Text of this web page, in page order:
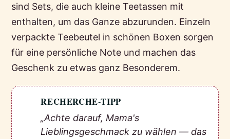
sind Sets, die auch kleine Teetassen mit
enthalten, um das Ganze abzurunden. Einzeln
verpackte Teebeutel in schönen Boxen sorgen
für eine persönliche Note und machen das
Geschenk zu etwas ganz Besonderem.
RECHERCHE-TIPP
„Achte darauf, Mama's
Lieblingsgeschmack zu wählen — das